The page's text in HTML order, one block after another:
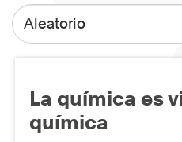
Aleatorio
La química es
química